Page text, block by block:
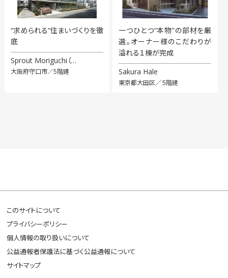
“求められる”住まいづくりを徹
底
Sprout Moriguchi（…
大阪府守口市／5階建
一つひとつ“本物”の部材を厳
選。オーナー様のこだわりが
溢れる１棟が完成
Sakura Hale
東京都大田区／５階建
このサイトについて
プライバシーポリシー
個人情報の取り扱いについて
公益通報者保護法に基づく公益通報について
サイトマップ